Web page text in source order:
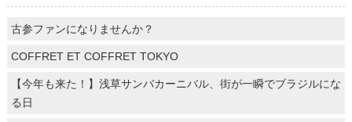
古参ファンになりませんか？
COFFRET ET COFFRET TOKYO
【今年も来た！】浅草サンバカーニバル、街が一瞬でブラジルにな
る日